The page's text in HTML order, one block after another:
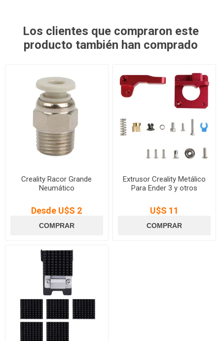
Los clientes que compraron este
producto también han comprado
Creality Racor Grande
Neumático
Desde U$S 2
Extrusor Creality Metálico
Para Ender 3 y otros
U$S 11